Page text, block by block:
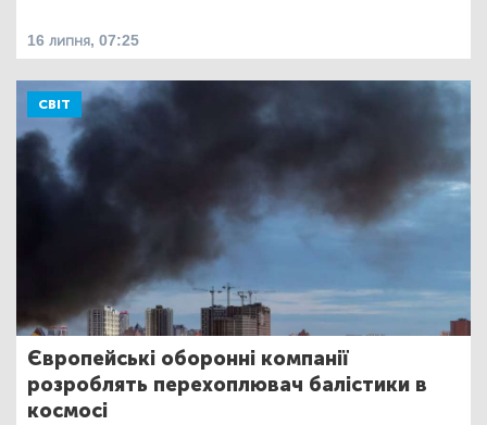
16 липня, 07:25
СВІТ
Європейські оборонні компанії
розроблять перехоплювач балістики в
космосі